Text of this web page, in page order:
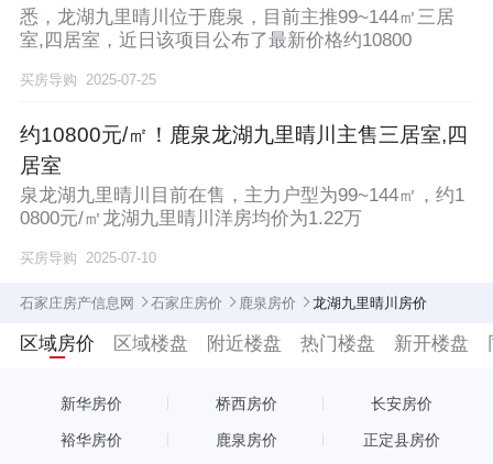
悉，龙湖九里晴川位于鹿泉，目前主推99~144㎡三居
室,四居室，近日该项目公布了最新价格约10800
买房导购 2025-07-25
约10800元/㎡！鹿泉龙湖九里晴川主售三居室,四
居室
泉龙湖九里晴川目前在售，主力户型为99~144㎡，约1
0800元/㎡龙湖九里晴川洋房均价为1.22万
买房导购 2025-07-10
石家庄房产信息网 石家庄房价 鹿泉房价 龙湖九里晴川房价
区域房价 区域楼盘 附近楼盘 热门楼盘 新开楼盘
新华房价 桥西房价 长安房价
裕华房价 鹿泉房价 正定县房价